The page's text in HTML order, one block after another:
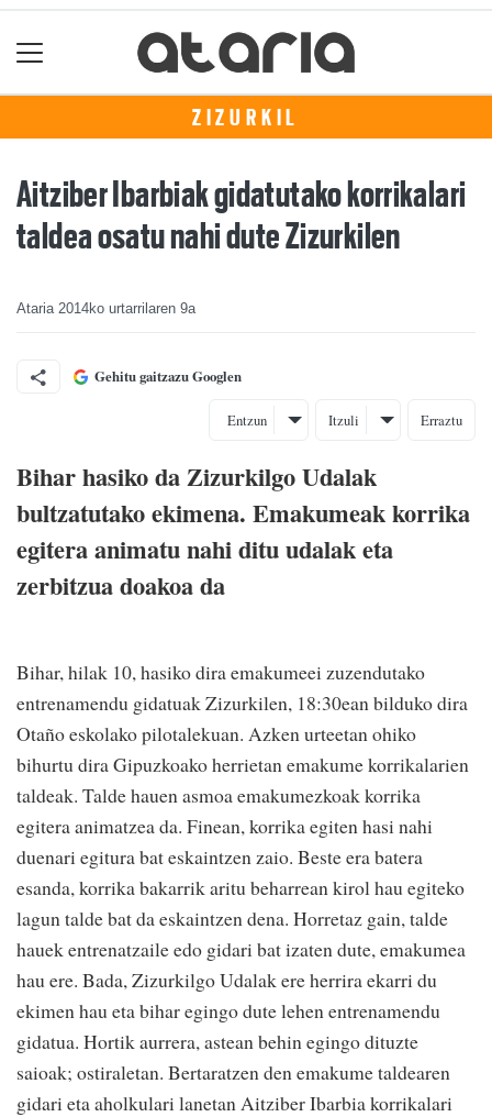
ZIZURKIL
Aitziber Ibarbiak gidatutako korrikalari
taldea osatu nahi dute Zizurkilen
Ataria 2014ko urtarrilaren 9a
Gehitu gaitzazu Googlen
Entzun Itzuli Erraztu
Bihar hasiko da Zizurkilgo Udalak
bultzatutako ekimena. Emakumeak korrika
egitera animatu nahi ditu udalak eta
zerbitzua doakoa da
Bihar, hilak 10, hasiko dira emakumeei zuzendutako
entrenamendu gidatuak Zizurkilen, 18:30ean bilduko dira
Otaño eskolako pilotalekuan. Azken urteetan ohiko
bihurtu dira Gipuzkoako herrietan emakume korrikalarien
taldeak. Talde hauen asmoa emakumezkoak korrika
egitera animatzea da. Finean, korrika egiten hasi nahi
duenari egitura bat eskaintzen zaio. Beste era batera
esanda, korrika bakarrik aritu beharrean kirol hau egiteko
lagun talde bat da eskaintzen dena. Horretaz gain, talde
hauek entrenatzaile edo gidari bat izaten dute, emakumea
hau ere. Bada, Zizurkilgo Udalak ere herrira ekarri du
ekimen hau eta bihar egingo dute lehen entrenamendu
gidatua. Hortik aurrera, astean behin egingo dituzte
saioak; ostiraletan. Bertaratzen den emakume taldearen
gidari eta aholkulari lanetan Aitziber Ibarbia korrikalari